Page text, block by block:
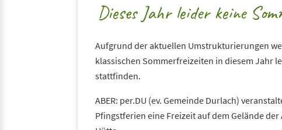
Dieses Jahr leider keine
Aufgrund der aktuellen Umstrukturierungen
klassischen Sommerfreizeiten in diesem Jahr
stattfinden.
ABER: per.DU (ev. Gemeinde Durlach)
Pfingstferien eine Freizeit auf dem Gelände